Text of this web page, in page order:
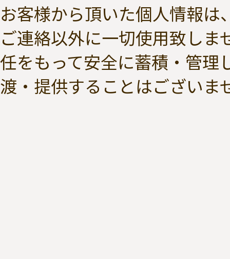
お客様から頂いた個人情報は
ご連絡以外に一切使用致しま
任をもって安全に蓄積・管理
渡・提供することはございま